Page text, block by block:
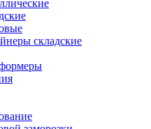
складские